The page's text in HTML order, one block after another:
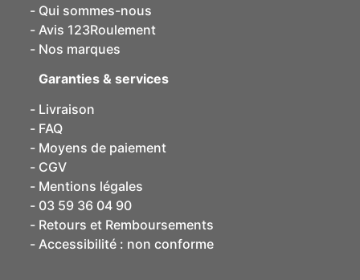
Qui sommes-nous
Avis 123Roulement
Nos marques
Garanties & services
Livraison
FAQ
Moyens de paiement
CGV
Mentions légales
03 59 36 04 90
Retours et Remboursements
Accessibilité : non conforme